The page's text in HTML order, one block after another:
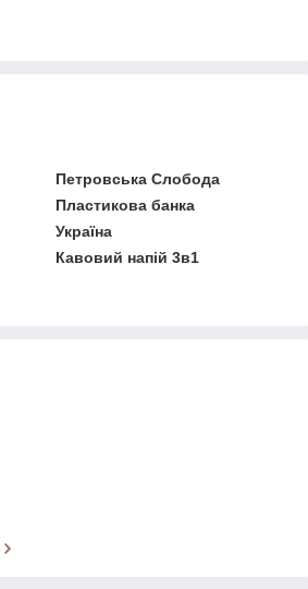
Петровська Слобода
Пластикова банка
Україна
Кавовий напій 3в1